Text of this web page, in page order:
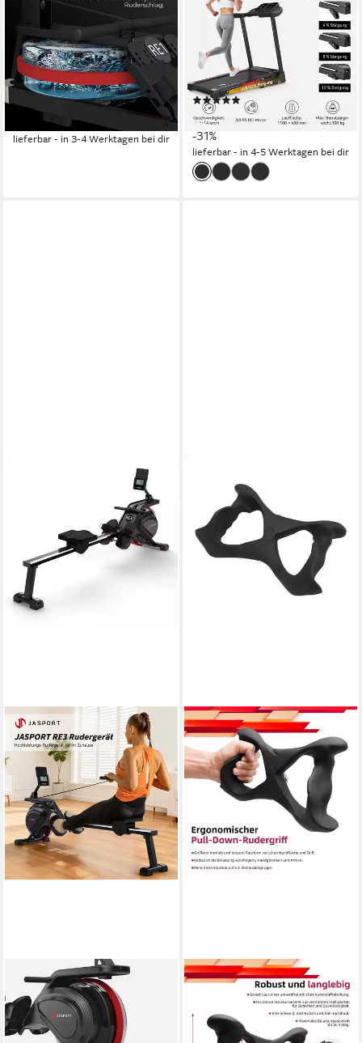
Wasserwiderstand klappbar
für Zuhause
150 kg max. Benutzergewicht
Wasserwiderstandssystem Widerstandssystem
200 cm max. Körpergröße
249,00 € UVP359,00 €
lieferbar - in 3-4 Werktagen bei dir
Zuhause mit Steigung,
Kinomap & Zwift
100 kg max. Benutzergewicht
110 x 43 cm LxB Lauffläche
14 km/h max. Geschwindigkeit
(4)
429,00 € UVP 619,00 €
-31%
lieferbar - in 4-5 Werktagen bei dir
JASPORT
Rudergerät RE3 mit Wasser
für Zuhause, 150 kg,
Bluetooth, Kinomap, 14-L-
JASPORT
Kraftstation ER03
300,00 kg
max. Benutzergewicht
450,00 kg max. Trainingsgewicht